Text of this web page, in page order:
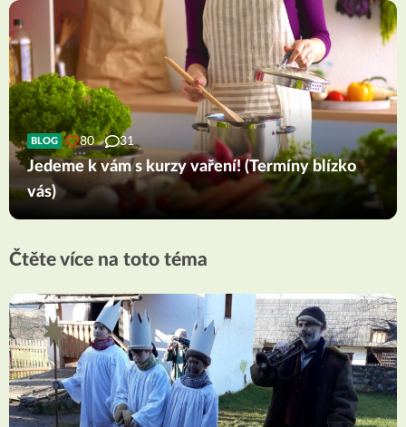
BLOG 80 31
Jedeme k vám s kurzy vaření! (Termíny blízko
vás)
Čtěte více na toto téma